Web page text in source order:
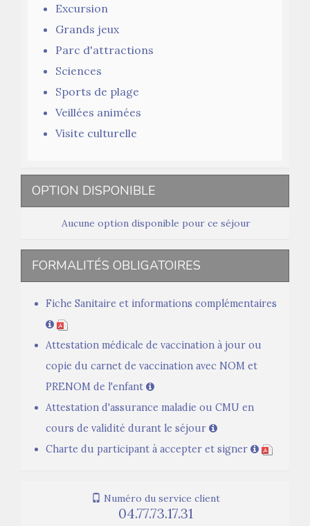
Excursion
Grands jeux
Parc d'attractions
Sciences
Sports de plage
Veillées animées
Visite culturelle
OPTION DISPONIBLE
Aucune option disponible pour ce séjour
FORMALITÉS OBLIGATOIRES
Fiche Sanitaire et informations complémentaires
Attestation médicale de vaccination à jour ou
copie du carnet de vaccination avec NOM et
PRENOM de l'enfant
Attestation d'assurance maladie ou CMU en
cours de validité durant le séjour
Charte du participant à accepter et signer
Numéro du service client
04.77.73.17.31